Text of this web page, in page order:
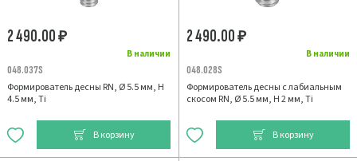
В наличии
2 490.00₽
048.037S
Формирователь десны RN, Ø 5.5 мм, H
4.5 мм, Ti
В корзину
В наличии
2 490.00₽
048.028S
Формирователь десны с лабиальным
скосом RN, Ø 5.5 мм, H 2 мм, Ti
В корзину